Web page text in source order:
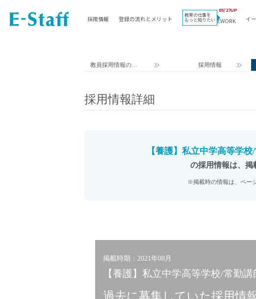
採用情報
情報教員
家庭科教員
保健体育教員
音楽教員
美術教員
登録の流れとメリット
教育の仕事を
もっと知りたい
05/27UP
EWORK
イ
教員採用情報のイ
採用情報
採用情報詳細
【養護】私立中学高等学
の採用情報は、掲
※掲載時の情報は、ペー
掲載時期：2021年08月
【養護】私立中学高等学校/常勤
過去に募集していた採用情